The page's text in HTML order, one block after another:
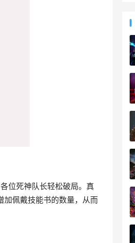
位死神队长轻松破局。真
加佩戴技能书的数量，从而